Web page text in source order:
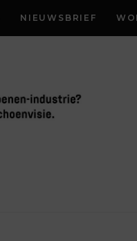
NIEUWSBRIEF